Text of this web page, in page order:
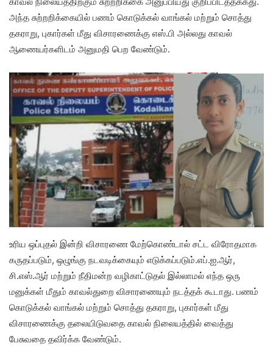
அந்த சுற்றறிக்கையில் பணம் கொடுக்கல் வாங்கல் மற்றும் சொத்து
தகராறு, புகார்கள் மீது விசாரணைக்கு எஸ்.பி அல்லது காவல்
ஆணையர்களிடம் அனுமதி பெற வேண்டும்.
உரிய ஒப்புதல் இன்றி விசாரணை மேற்கொண்டால் சட்ட விரோதமாக
கருதப்படும், ஒழுங்கு நடவடிக்கையும் எடுக்கப்படும்.எப்.ஐ.ஆர்,
சி.எஸ்.ஆர் மற்றும் நீதிமன்ற வழிகாட்டுதல் இல்லாமல் எந்த ஒரு
மனுக்கள் மீதும் காவல்துறை விசாரணையும் நடத்தக் கூடாது. பணம்
கொடுக்கல் வாங்கல் மற்றும் சொத்து தகராறு, புகார்கள் மீது
விசாரணைக்கு தலையிடுவதை காவல் நிலையத்தில் வைத்து
பேசுவதை தவிர்க்க வேண்டும்.